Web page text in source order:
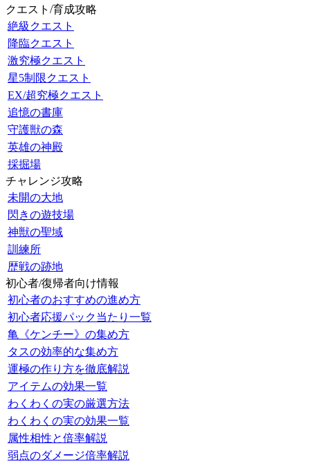
クエスト/育成攻略
絶級クエスト
降臨クエスト
激究極クエスト
星5制限クエスト
EX/超究極クエスト
追憶の書庫
守護獣の森
英雄の神殿
採掘場
チャレンジ攻略
未開の大地
閃きの遊技場
神獣の聖域
訓練所
歴戦の跡地
初心者/復帰者向け情報
初心者のおすすめの進め方
初心者応援パック当たり一覧
亀《ケンチー》の集め方
タスの効率的な集め方
運極の作り方を徹底解説
アイテムの効果一覧
わくわくの実の厳選方法
わくわくの実の効果一覧
属性相性と倍率解説
弱点のダメージ倍率解説